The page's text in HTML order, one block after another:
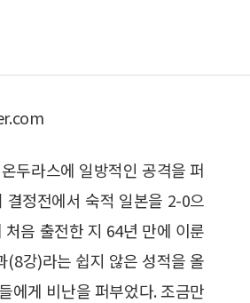
두라스에 일방적인 공격을 퍼
정전에서 숙적 일본을 2-0으
음 출전한 지 64년 만에 이룬
(8강)라는 쉽지 않은 성적을 올
에게 비난을 퍼부었다. 조금만